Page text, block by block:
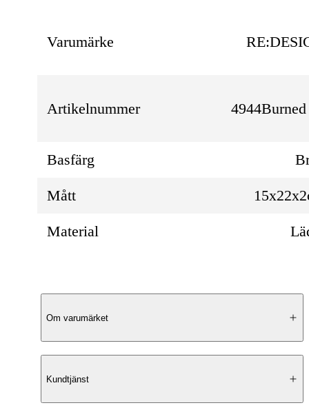
Varumärke
Artikelnummer 4944Burned
Basfärg
Mått
Material
Produktbeskrivning
Elegant Design
Om varumärket
Kundtjänst